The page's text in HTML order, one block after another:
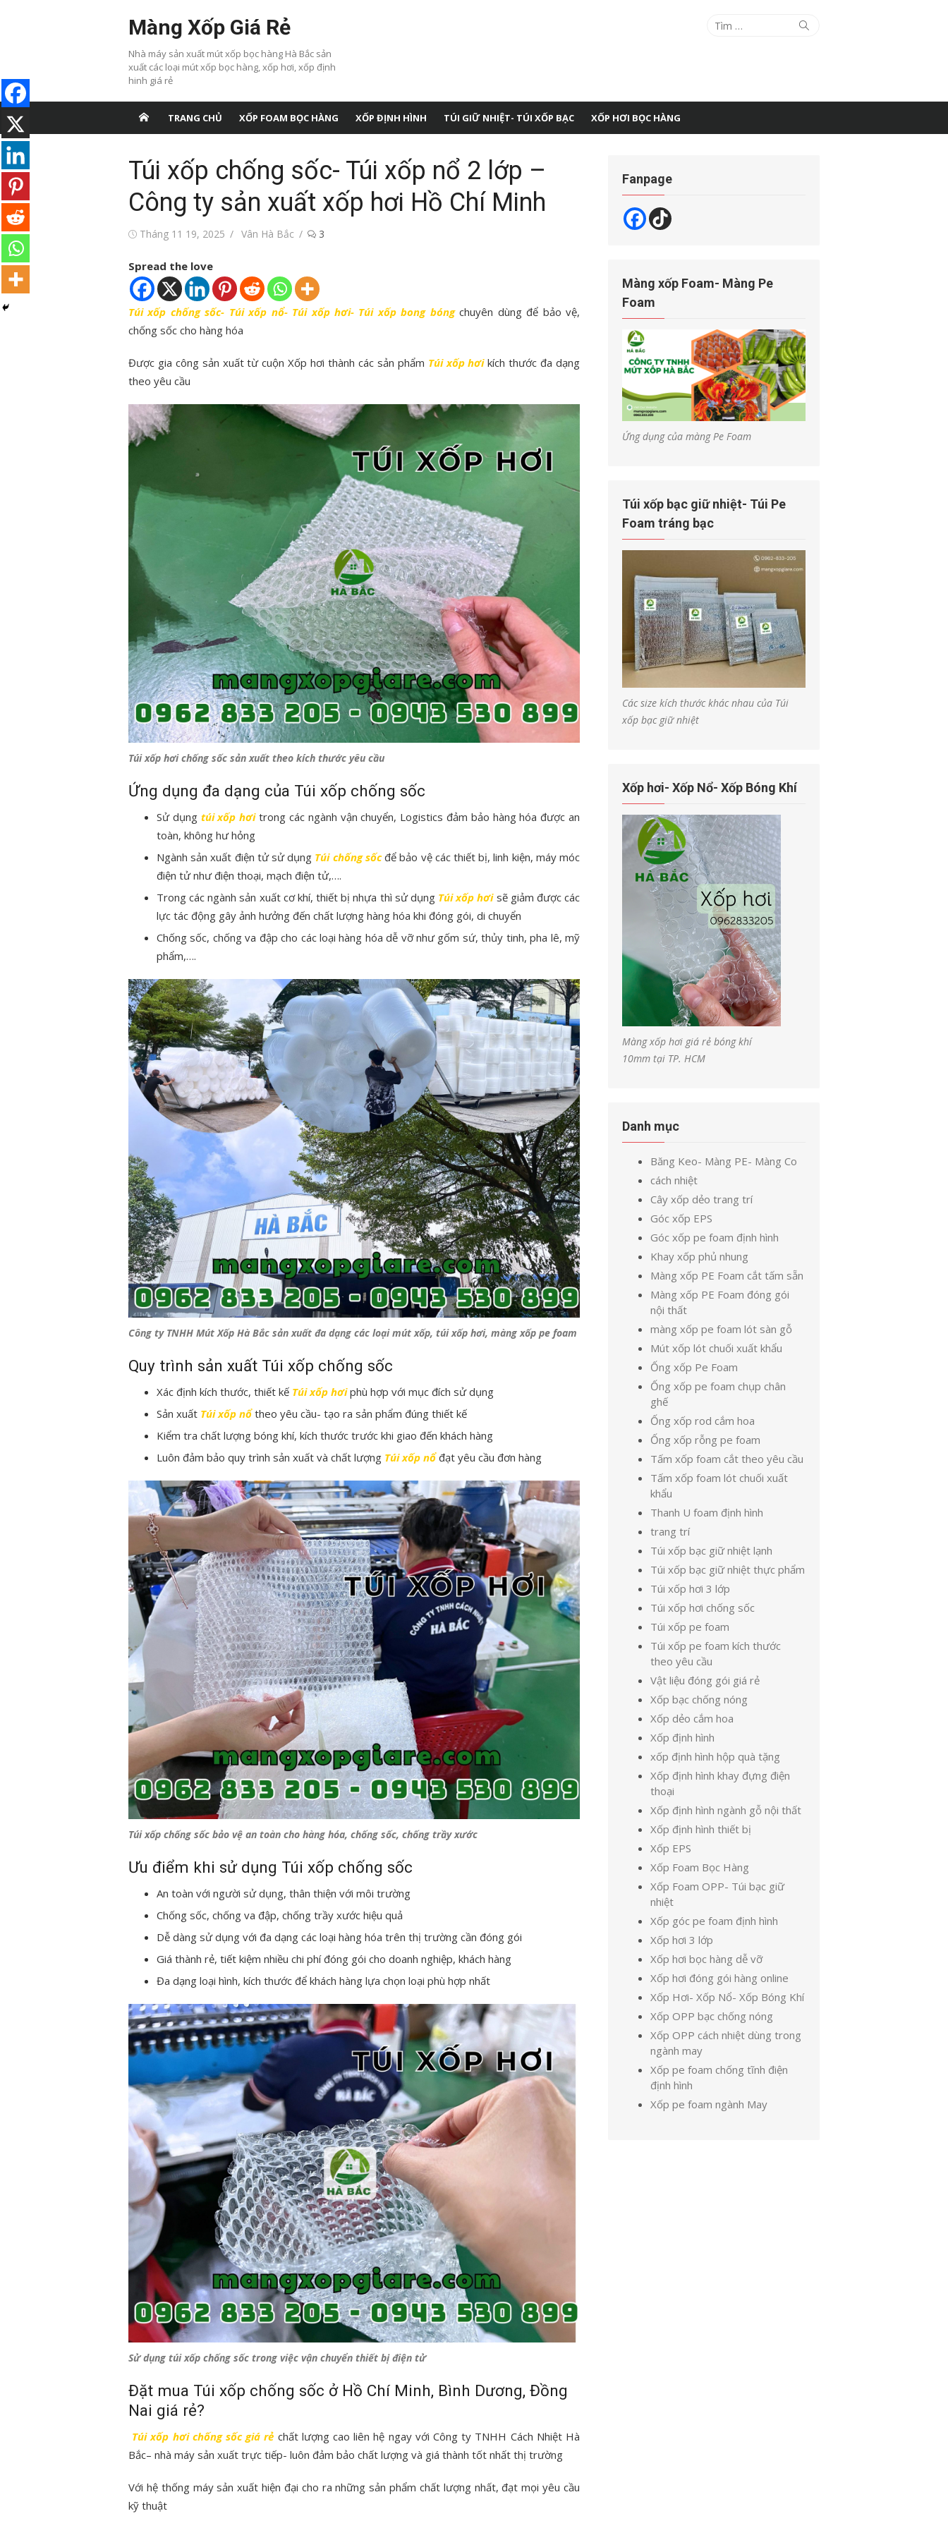
Màng Xốp Giá Rẻ
Nhà máy sản xuất mút xốp bọc hàng Hà Bắc sản
xuất các loại mút xốp bọc hàng, xốp hơi, xốp định
hinh giá rẻ
Tìm
Tìm
TRANG CHỦ XỐP FOAM BỌC HÀNG XỐP ĐỊNH HÌNH TÚI GIỮ NHIỆT- TÚI XỐP BẠC XỐP HƠI BỌC HÀNG
Túi xốp chống sốc- Túi xốp nổ 2 lớp –
Công ty sản xuất xốp hơi Hồ Chí Minh
ĐăngTháng 11 19, 2025
Tác
Vân Hà Bắc 3
Spread the love
Túi xốp chống sốc- Túi xốp nổ- Túi xốp hơi- Túi xốp bong bóngchuyên dùng để bảo vệ,
chống sốc cho hàng hóa
Được gia công sản xuất từ cuộn Xốp hơi thành các sản phẩm Túi xốp hơi kích thước đa dạng
theo yêu cầu
Túi xốp hơi chống sốc sản xuất theo kích thước yêu cầu
Ứng dụng đa dạng của Túi xốp chống sốc
Sử dụng túi xốp hơitrong các ngành vận chuyển, Logistics đảm bảo hàng hóa được an
toàn, không hư hỏng
Ngành sản xuất điện tử sử dụng Túi chống sốcđể bảo vệ các thiết bị, linh kiện, máy móc
điện tử như điện thoại, mạch điện tử,….
Trong các ngành sản xuất cơ khí, thiết bị nhựa thì sử dụng Túi xốp hơisẽ giảm được các
lực tác động gây ảnh hưởng đến chất lượng hàng hóa khi đóng gói, di chuyển
Chống sốc, chống va đập cho các loại hàng hóa dễ vỡ như gốm sứ, thủy tinh, pha lê, mỹ
phẩm,….
Công ty TNHH Mút Xốp Hà Bắc sản xuất đa dạng các loại mút xốp, túi xốp hơi, màng xốp pe foam
Quy trình sản xuất Túi xốp chống sốc
Xác định kích thước, thiết kế Túi xốp hơiphù hợp với mục đích sử dụng
Sản xuất Túi xốp nổtheo yêu cầu- tạo ra sản phẩm đúng thiết kế
Kiểm tra chất lượng bóng khí, kích thước trước khi giao đến khách hàng
Luôn đảm bảo quy trình sản xuất và chất lượng Túi xốp nổđạt yêu cầu đơn hàng
Túi xốp chống sốc bảo vệ an toàn cho hàng hóa, chống sốc, chống trầy xước
Ưu điểm khi sử dụng Túi xốp chống sốc
An toàn với người sử dụng, thân thiện với môi trường
Chống sốc, chống va đập, chống trầy xước hiệu quả
Dễ dàng sử dụng với đa dạng các loại hàng hóa trên thị trường cần đóng gói
Giá thành rẻ, tiết kiệm nhiều chi phí đóng gói cho doanh nghiệp, khách hàng
Đa dạng loại hình, kích thước để khách hàng lựa chọn loại phù hợp nhất
Sử dụng túi xốp chống sốc trong việc vận chuyển thiết bị điện tử
Đặt mua Túi xốp chống sốc ở Hồ Chí Minh, Bình Dương, Đồng
Nai giá rẻ?
Túi xốp hơi chống sốc giá rẻ chất lượng cao liên hệ ngay với Công ty TNHH Cách Nhiệt Hà
Bắc– nhà máy sản xuất trực tiếp- luôn đảm bảo chất lượng và giá thành tốt nhất thị trường
Với hệ thống máy sản xuất hiện đại cho ra những sản phẩm chất lượng nhất, đạt mọi yêu cầu
kỹ thuật
Fanpage
Màng xốp Foam- Màng Pe
Foam
Ứng dụng của màng Pe Foam
Túi xốp bạc giữ nhiệt- Túi Pe
Foam tráng bạc
Các size kích thước khác nhau của Túi
xốp bạc giữ nhiệt
Xốp hơi- Xốp Nổ- Xốp Bóng Khí
Màng xốp hơi giá rẻ bóng khí
10mm tại TP. HCM
Danh mục
Băng Keo- Màng PE- Màng Co
cách nhiệt
Cây xốp dẻo trang trí
Góc xốp EPS
Góc xốp pe foam định hình
Khay xốp phủ nhung
Màng xốp PE Foam cắt tấm sẵn
Màng xốp PE Foam đóng gói
nội thất
màng xốp pe foam lót sàn gỗ
Mút xốp lót chuối xuất khẩu
Ống xốp Pe Foam
Ống xốp pe foam chụp chân
ghế
Ống xốp rod cắm hoa
Ống xốp rỗng pe foam
Tấm xốp foam cắt theo yêu cầu
Tấm xốp foam lót chuối xuất
khẩu
Thanh U foam định hình
trang trí
Túi xốp bạc giữ nhiệt lạnh
Túi xốp bạc giữ nhiệt thực phẩm
Túi xốp hơi 3 lớp
Túi xốp hơi chống sốc
Túi xốp pe foam
Túi xốp pe foam kích thước
theo yêu cầu
Vật liệu đóng gói giá rẻ
Xốp bạc chống nóng
Xốp dẻo cắm hoa
Xốp định hình
xốp định hình hộp quà tặng
Xốp định hình khay đựng điện
thoại
Xốp định hình ngành gỗ nội thất
Xốp định hình thiết bị
Xốp EPS
Xốp Foam Bọc Hàng
Xốp Foam OPP- Túi bạc giữ
nhiệt
Xốp góc pe foam định hình
Xốp hơi 3 lớp
Xốp hơi bọc hàng dễ vỡ
Xốp hơi đóng gói hàng online
Xốp Hơi- Xốp Nổ- Xốp Bóng Khí
Xốp OPP bạc chống nóng
Xốp OPP cách nhiệt dùng trong
ngành may
Xốp pe foam chống tĩnh điện
định hình
Xốp pe foam ngành May